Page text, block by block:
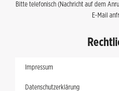
Bitte telefonisch (Nachricht auf dem
E-Mail
Impressum
Datenschutzerklärung